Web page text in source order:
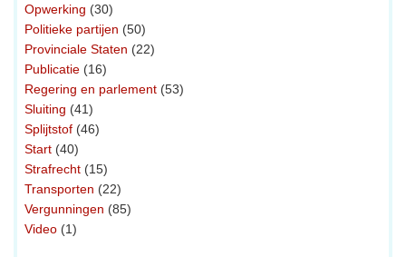
Opwerking (30)
Politieke partijen (50)
Provinciale Staten (22)
Publicatie (16)
Regering en parlement (53)
Sluiting (41)
Splijtstof (46)
Start (40)
Strafrecht (15)
Transporten (22)
Vergunningen (85)
Video (1)